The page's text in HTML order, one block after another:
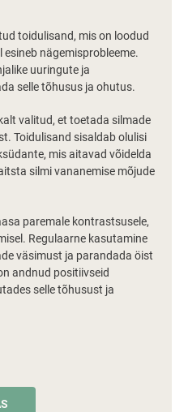
toidulisand, mis on loodud
esineb nägemisprobleeme.
uuringute ja
selle tõhusus ja ohutus.
valitud, et toetada silmade
Toidulisand sisaldab olulisi
mis aitavad võidelda
silmi vananemise mõjude
paremale kontrastsusele,
Regulaarne kasutamine
väsimust ja parandada öist
andnud positiivseid
selle tõhusust ja